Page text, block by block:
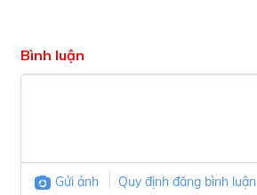
Bình luận
Gửi ảnh Quy định đăng bình luận